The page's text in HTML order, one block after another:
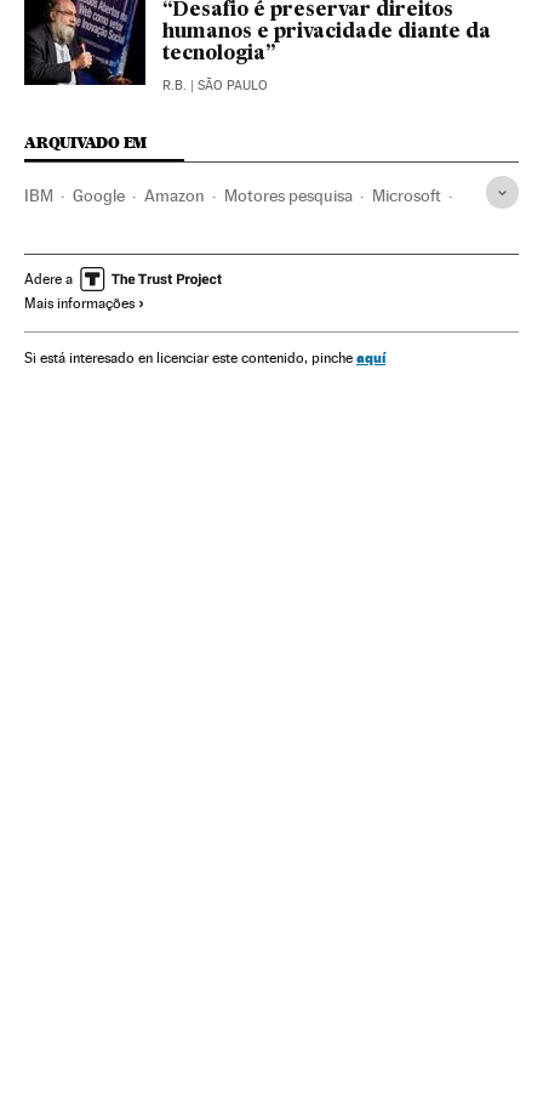
“Desafio é preservar direitos
humanos e privacidade diante da
tecnologia”
R.B. | SÃO PAULO
ARQUIVADO EM
IBM Google Amazon Motores pesquisa Microsoft
Tiendas online Comércio eletrônico
Empresas
Comunicações
Adere a
Mais informações
Si está interesado en licenciar este contenido, pinche aquí